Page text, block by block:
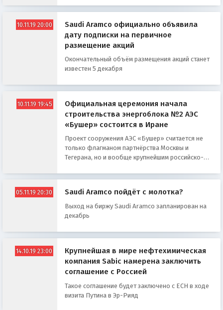
10.11.19 20:00
Saudi Aramco официально объявила
дату подписки на первичное
размещение акций
Окончательный объём размещения акций станет
известен 5 декабря
10.11.19 19:45
Официальная церемония начала
строительства энергоблока №2 АЭС
«Бушер» состоится в Иране
Проект сооружения АЭС «Бушер» считается не
только флагманом партнёрства Москвы и
Тегерана, но и вообще крупнейшим российско-
05.11.19 20:30 Saudi Aramco пойдёт с молотка?
Выход на биржу Saudi Aramco запланирован на
декабрь
14.10.19 23:00
Крупнейшая в мире нефтехимическая
компания Sabic намерена заключить
соглашение с Россией
Такое соглашение будет заключено с ЕСН в ходе
визита Путина в Эр-Рияд